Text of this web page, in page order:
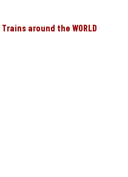
Trains around the WORLD